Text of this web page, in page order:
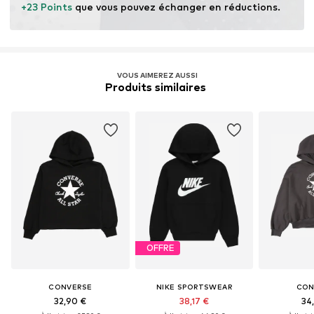
+23 Points que vous pouvez échanger en réductions.
VOUS AIMEREZ AUSSI
Produits similaires
CONVERSE
32,90 €
OFFRE
NIKE SPORTSWEAR
38,17 €